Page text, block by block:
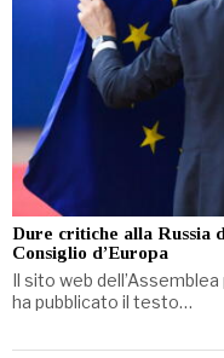
Dure critiche alla Russia
Consiglio d’Europa
Il sito web
ha pubblicato il testo…